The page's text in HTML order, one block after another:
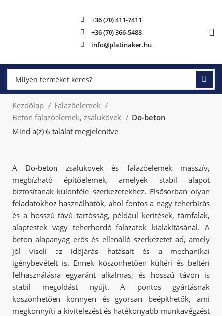
+36 (70) 411-7411
+36 (70) 366-5488
info@platinaker.hu
Kezdőlap
Falazóelemek
Beton falazóelemek, zsalukövek
Do-beton
Mind a(z) 6 találat megjelenítve
A Do-beton zsalukövek és falazóelemek masszív,
megbízható építőelemek, amelyek stabil alapot
biztosítanak különféle szerkezetekhez. Elsősorban olyan
feladatokhoz használhatók, ahol fontos a nagy teherbírás
és a hosszú távú tartósság, például kerítések, támfalak,
alaptestek vagy teherhordó falazatok kialakításánál. A
beton alapanyag erős és ellenálló szerkezetet ad, amely
jól viseli az időjárás hatásait és a mechanikai
igénybevételt is. Ennek köszönhetően kültéri és beltéri
felhasználásra egyaránt alkalmas, és hosszú távon is
stabil megoldást nyújt. A pontos gyártásnak
köszönhetően könnyen és gyorsan beépíthetők, ami
megkönnyíti a kivitelezést és hatékonyabb munkavégzést